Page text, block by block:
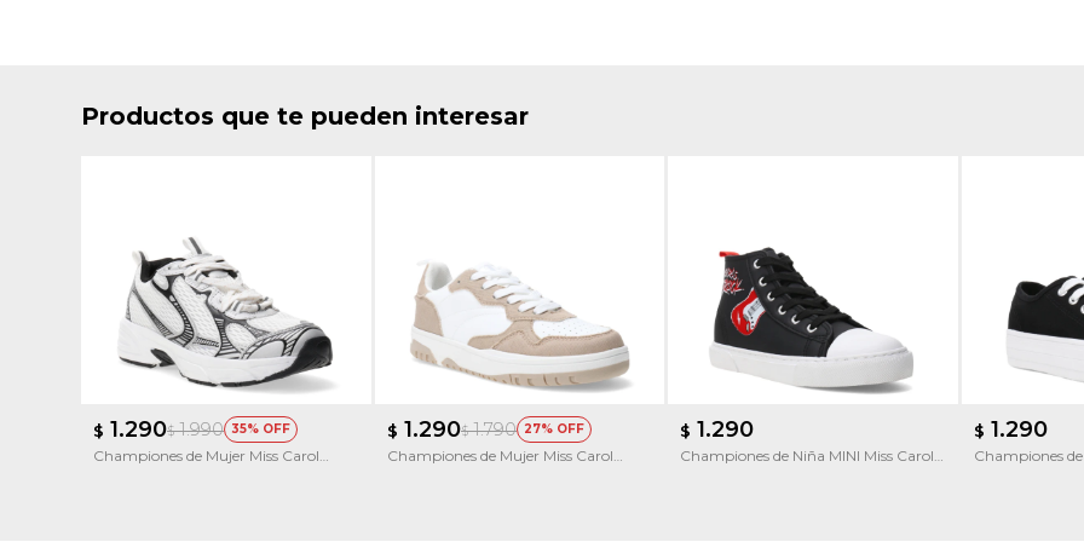
Productos que te pueden interesar
$ 1.290$ 1.990 35
Championes de Mujer Miss Carol
$ 1.290$ 1.790 27
Championes de Mujer Miss Carol
$ 1.290
Championes de Niña MINI Miss Carol
$ 1.290
Championes